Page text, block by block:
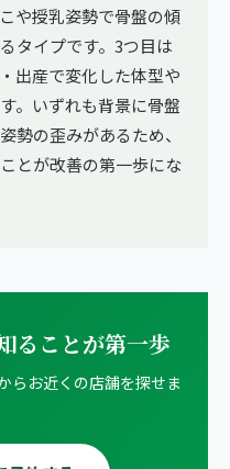
や授乳姿勢で骨盤の傾
タイプです。3つ目は
出産で変化した体型や
。いずれも背景に骨盤
勢の歪みがあるため、
とが改善の第一歩にな
ることが第一歩
らお近くの店舗を探せま